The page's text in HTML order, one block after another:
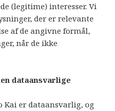
(legitime) interesser. Vi
der er relevante
af de angivne formål,
når de ikke
dataansvarlige
Kai er dataansvarlig, og